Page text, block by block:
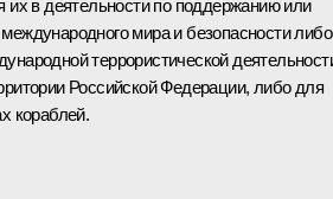
их в деятельности по поддержанию или
мира и безопасности либо
террористической
Российской Федерации, либо для
кораблей.